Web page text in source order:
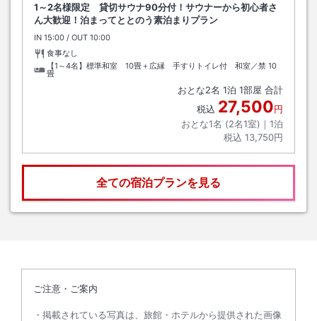
1～2名様限定 貸切サウナ90分付！サウナーから初心者さ
ん大歓迎！泊まってととのう素泊まりプラン
IN チェックイン
15:00 / OUT チェックアウト
10:00
食事なし
【1～4名】標準和室 10畳＋広縁 手すりトイレ付 和室／禁 10
畳
おとな2名 1泊 1部屋 合計
税込 27,500円
おとな1名 (2名1室)｜ 1泊
税込 13,750円
全ての宿泊プランを見る
ご注意・ご案内
掲載されている写真は、旅館・ホテルから提供された画像